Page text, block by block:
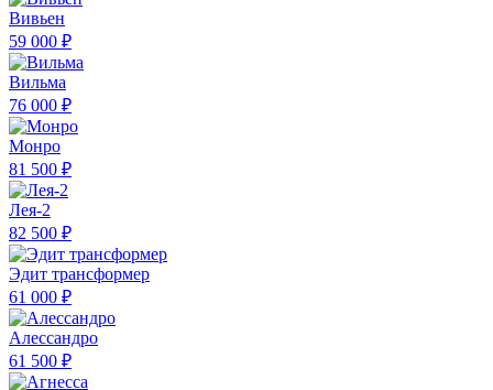
Вивьен
59 000 ₽
Вильма
76 000 ₽
Монро
81 500 ₽
Лея-2
82 500 ₽
Эдит трансформер
61 000 ₽
Алессандро
61 500 ₽